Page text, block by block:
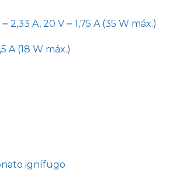
2,33 A, 20 V ⎓ 1,75 A (35 W máx.)
A (18 W máx.)
ignífugo